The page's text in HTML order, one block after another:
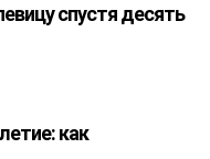
спустя десять
как